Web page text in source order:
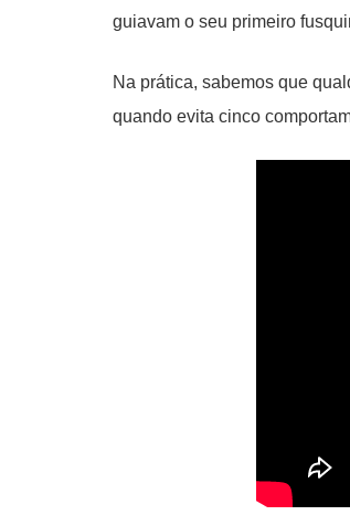
guiavam o seu primeiro
Na prática, sabemos que
quando evita cinco